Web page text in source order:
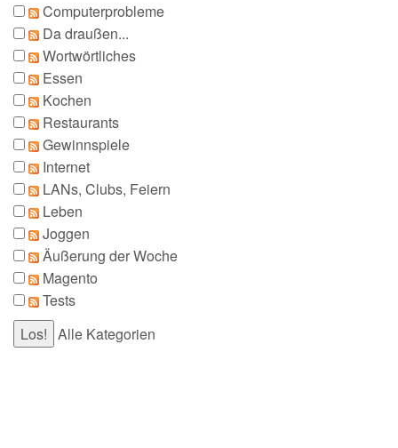
Computerprobleme
Da draußen...
Wortwörtliches
Essen
Kochen
Restaurants
Gewinnspiele
Internet
LANs, Clubs, Feiern
Leben
Joggen
Äußerung der Woche
Magento
Tests
Alle Kategorien